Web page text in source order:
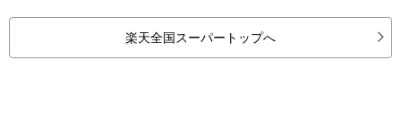
楽天全国スーパートップへ